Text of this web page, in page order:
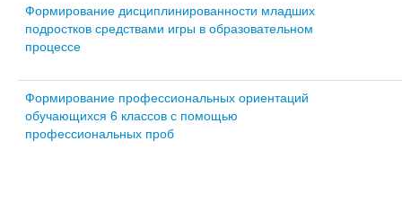
Формирование дисциплинированности младших
подростков средствами игры в образовательном
процессе
Формирование профессиональных ориентаций
обучающихся 6 классов с помощью
профессиональных проб